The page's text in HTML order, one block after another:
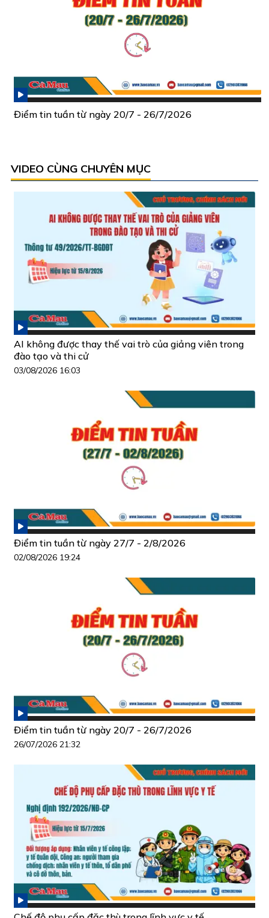
Điểm tin tuần từ ngày 20/7 - 26/7/2026
VIDEO CÙNG CHUYÊN MỤC
AI không được thay thế vai trò của giảng viên trong
đào tạo và thi cử
03/08/2026 16:03
Điểm tin tuần từ ngày 27/7 - 2/8/2026
02/08/2026 19:24
Điểm tin tuần từ ngày 20/7 - 26/7/2026
26/07/2026 21:32